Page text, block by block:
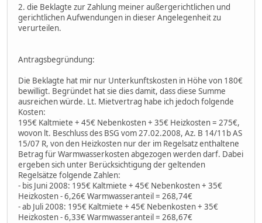
2. die Beklagte zur Zahlung meiner außergerichtlichen und
gerichtlichen Aufwendungen in dieser Angelegenheit zu
verurteilen.
Antragsbegründung:
Die Beklagte hat mir nur Unterkunftskosten in Höhe von 180€
bewilligt. Begründet hat sie dies damit, dass diese Summe
ausreichen würde. Lt. Mietvertrag habe ich jedoch folgende
Kosten:
195€ Kaltmiete + 45€ Nebenkosten + 35€ Heizkosten = 275€,
wovon lt. Beschluss des BSG vom 27.02.2008, Az. B 14/11b AS
15/07 R, von den Heizkosten nur der im Regelsatz enthaltene
Betrag für Warmwasserkosten abgezogen werden darf. Dabei
ergeben sich unter Berücksichtigung der geltenden
Regelsätze folgende Zahlen:
- bis Juni 2008: 195€ Kaltmiete + 45€ Nebenkosten + 35€
Heizkosten - 6,26€ Warmwasseranteil = 268,74€
- ab Juli 2008: 195€ Kaltmiete + 45€ Nebenkosten + 35€
Heizkosten - 6,33€ Warmwasseranteil = 268,67€